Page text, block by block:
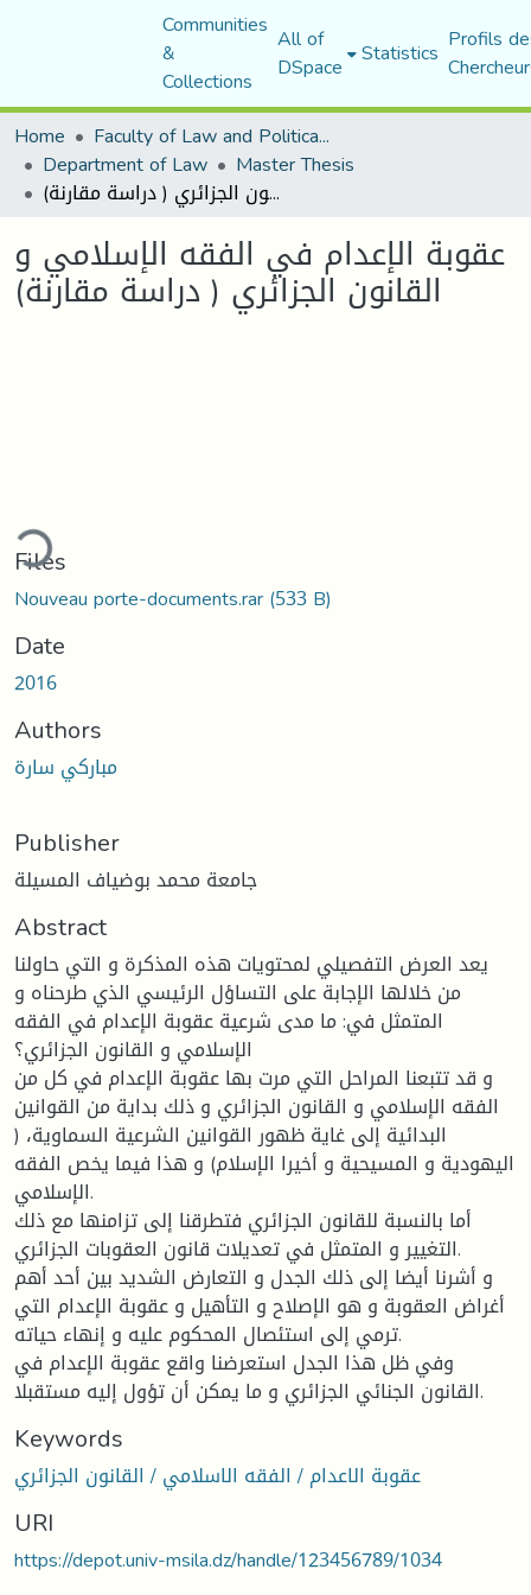
Communities
&
Collections
All of
DSpace Statistics Profils
Home
Faculty of Law and Political Science
Department of Law Master Thesis
عقوبة الإعدام في الفقه الإسلامي و القانون الجزائري ( دراسة مقارنة)
عقوبة الإعدام في الفقه الإسلامي و
القانون الجزائري ( دراسة مقارنة)
Files
Nouveau porte-documents.rar(533 B)
Date
2016
Authors
مباركي سارة
Publisher
جامعة محمد بوضياف المسيلة
Abstract
يعد العرض التفصيلي لمحتويات هذه المذكرة و التي حاولنا
من خلالها الإجابة على التساؤل الرئيسي الذي طرحناه و
المتمثل في: ما مدى شرعية عقوبة الإعدام في الفقه
الإسلامي و القانون الجزائري؟
و قد تتبعنا المراحل التي مرت بها عقوبة الإعدام في كل من
الفقه الإسلامي و القانون الجزائري و ذلك بداية من القوانين
البدائية إلى غاية ظهور القوانين الشرعية السماوية، (
اليهودية و المسيحية و أخيرا الإسلام) و هذا فيما يخص الفقه
الإسلامي.
أما بالنسبة للقانون الجزائري فتطرقنا إلى تزامنها مع ذلك
التغيير و المتمثل في تعديلات قانون العقوبات الجزائري.
و أشرنا أيضا إلى ذلك الجدل و التعارض الشديد بين أحد أهم
أغراض العقوبة و هو الإصلاح و التأهيل و عقوبة الإعدام التي
ترمي إلى استئصال المحكوم عليه و إنهاء حياته.
وفي ظل هذا الجدل استعرضنا واقع عقوبة الإعدام في
القانون الجنائي الجزائري و ما يمكن أن تؤول إليه مستقبلا.
Keywords
عقوبة الاعدام / الفقه الاسلامي / القانون الجزائري
URI
https://depot.univ-msila.dz/handle/123456789/1034